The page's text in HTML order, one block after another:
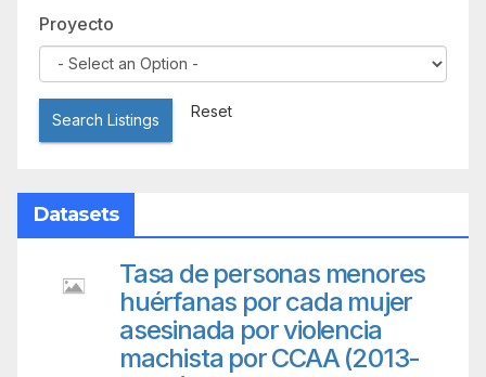
Proyecto
Search Listings Reset
Datasets
Tasa de personas menores
huérfanas por cada mujer
asesinada por violencia
machista por CCAA (2013-